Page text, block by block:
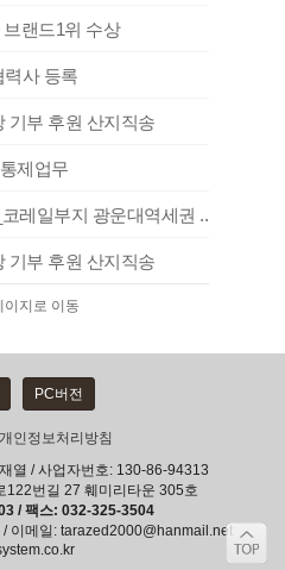
랜드1위 수상
력사 등록
기부 후원 산지직송
제업무
레일부지 광운대역세권 ..
기부 후원 산지직송
PC버전
개인정보처리방침
열 / 사업자번호: 130-86-94313
122번길 27 훼미리타운 305호
/ 팩스: 032-325-3504
/ 이메일: tarazed2000@hanmail.net